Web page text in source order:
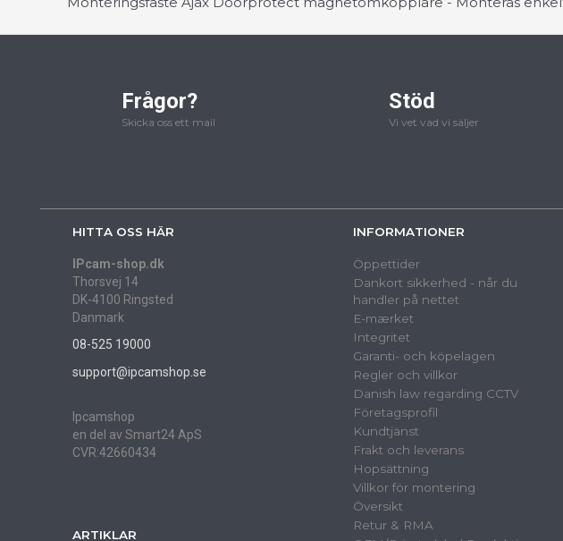
Frågor?
Skicka oss ett mail
Stöd
Vi vet vad vi säljer
HITTA OSS HÄR
IPcam-shop.dk
Thorsvej 14
DK-4100 Ringsted
Danmark
08-525 19000
support@ipcamshop.se
Ipcamshop
en del av Smart24 ApS
CVR:42660434
ARTIKLAR
INFORMATIONER
Öppettider
Dankort sikkerhed - når du
handler på nettet
E-mærket
Integritet
Garanti- och köpelagen
Regler och villkor
Danish law regarding CCTV
Företagsprofil
Kundtjänst
Frakt och leverans
Hopsättning
Villkor för montering
Översikt
Retur & RMA